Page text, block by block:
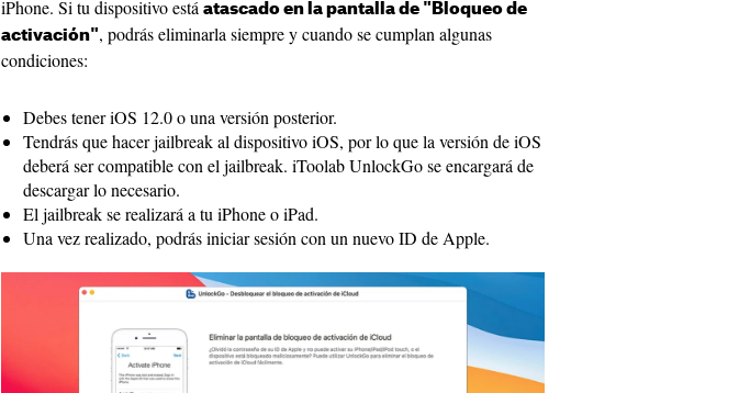
iPhone. Si tu dispositivo está atascado en la pantalla de "Bloqueo de
activación", podrás eliminarla siempre y cuando se cumplan algunas
condiciones:
Debes tener iOS 12.0 o una versión posterior.
Tendrás que hacer jailbreak al dispositivo iOS, por lo que la versión de iOS
deberá ser compatible con el jailbreak. iToolab UnlockGo se encargará de
descargar lo necesario.
El jailbreak se realizará a tu iPhone o iPad.
Una vez realizado, podrás iniciar sesión con un nuevo ID de Apple.